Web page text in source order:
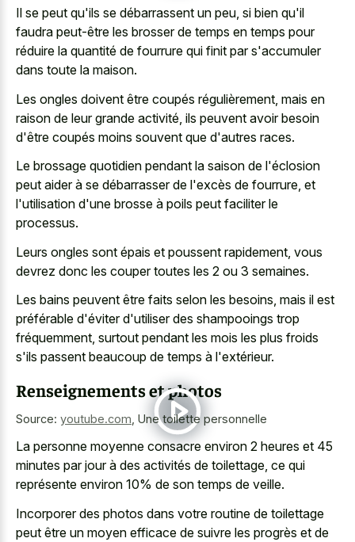
Il se peut qu'ils se débarrassent un peu, si bien qu'il
faudra peut-être les brosser de temps en temps pour
réduire la quantité de fourrure qui finit par s'accumuler
dans toute la maison.
Les ongles doivent être coupés régulièrement, mais en
raison de leur grande activité, ils peuvent avoir besoin
d'être coupés moins souvent que d'autres races.
Le brossage quotidien pendant la saison de l'éclosion
peut aider à se débarrasser de l'excès de fourrure, et
l'utilisation d'une brosse à poils peut faciliter le
processus.
Leurs ongles sont épais et poussent rapidement, vous
devrez donc les couper toutes les 2 ou 3 semaines.
Les bains peuvent être faits selon les besoins, mais il est
préférable d'éviter d'utiliser des shampooings trop
fréquemment, surtout pendant les mois les plus froids
s'ils passent beaucoup de temps à l'extérieur.
Renseignements et photos
Source: youtube.com Une toilette personnelle
La personne moyenne consacre environ 2 heures et 45
minutes par jour à des activités de toilettage, ce qui
représente environ 10% de son temps de veille.
Incorporer des photos dans votre routine de toilettage
peut être un moyen efficace de suivre les progrès et de